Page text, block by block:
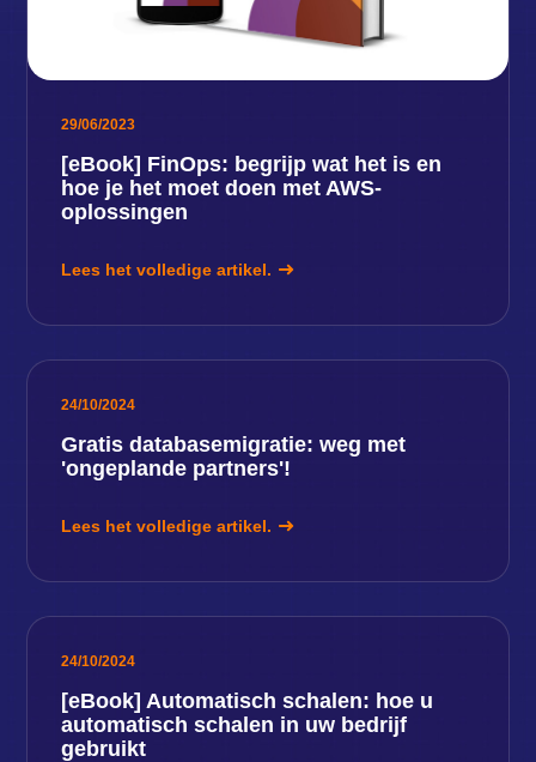
29/06/2023
[eBook] FinOps: begrijp wat het is en
hoe je het moet doen met AWS-
oplossingen
Lees het volledige artikel.
24/10/2024
Gratis databasemigratie: weg met
'ongeplande partners'!
Lees het volledige artikel.
24/10/2024
[eBook] Automatisch schalen: hoe u
automatisch schalen in uw bedrijf
gebruikt